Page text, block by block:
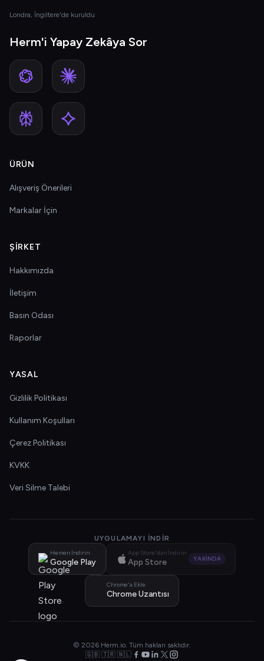
Londra, İngiltere'de kuruldu
Herm'i Yapay Zekâya Sor
ÜRÜN
Alışveriş Önerileri
Markalar İçin
ŞIRKET
Hakkımızda
İletişim
Basın Odası
Raporlar
YASAL
Gizlilik Politikası
Kullanım Koşulları
Çerez Politikası
KVKK
Veri Silme Talebi
UYGULAMAYI İNDIR
Hemen İndirin
Google Play
App Store'dan İndirin
App Store YAKINDA
Chrome'a Ekle
Chrome Uzantısı
© 2026 Herm.io. Tüm hakları saklıdır.
🇬🇧 🇹🇷 🇳🇱